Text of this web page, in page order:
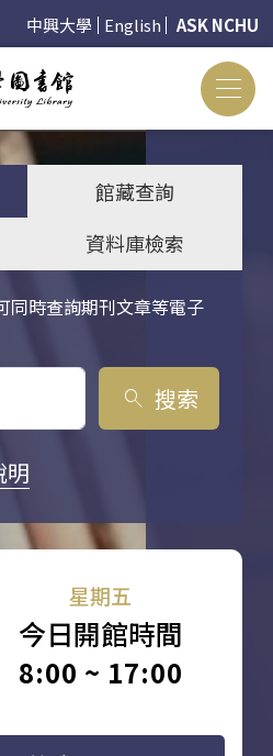
中興大學 English ASK NCHU
館藏查詢
資料庫檢索
同時查詢期刊文章等電子
search 搜索
明
星期五
今日開館時間
8:00 ~ 17:00